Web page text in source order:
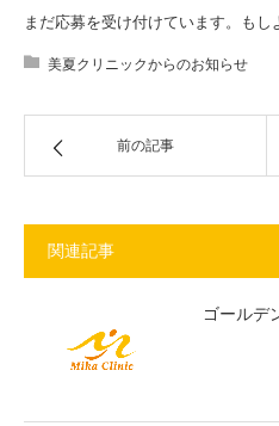
まだ応募を受け付けています。も
美夏クリニックからのお知らせ
前の記事
関連記事
ゴールデ